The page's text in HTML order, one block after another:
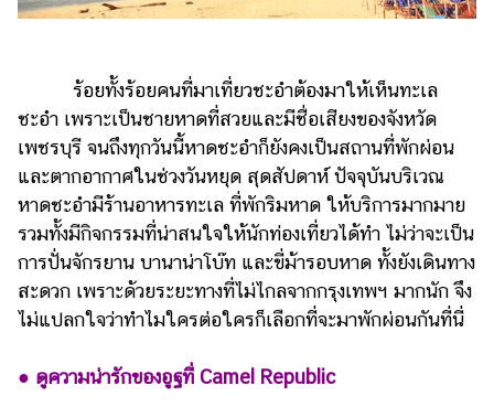
และ
สัตว์
เลี้ยง
Infographic
บริการ
กระปุก
ร้อยทั้งร้อยคนที่มาเที่ยวชะอำต้องมาให้เห็นทะเล
ชะอำ เพราะเป็นชายหาดที่สวยและมีชื่อเสียงของจังหวัด
เพชรบุรี จนถึงทุกวันนี้หาดชะอำก็ยังคงเป็นสถานที่พักผ่อน
และตากอากาศในช่วงวันหยุด สุดสัปดาห์ ปัจจุบันบริเวณ
หาดชะอำมีร้านอาหารทะเล ที่พักริมหาด ให้บริการมากมาย
รวมทั้งมีกิจกรรมที่น่าสนใจให้นักท่องเที่ยวได้ทำ ไม่ว่าจะเป็น
การปั่นจักรยาน บานาน่าโบ๊ท และขี่ม้ารอบหาด ทั้งยังเดินทาง
สะดวก เพราะด้วยระยะทางที่ไม่ไกลจากกรุงเทพฯ มากนัก จึง
ไม่แปลกใจว่าทำไมใครต่อใครก็เลือกที่จะมาพักผ่อนกันที่นี่
● ดูความน่ารักของอูฐที่ Camel Republic